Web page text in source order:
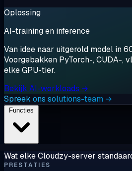
Oplossing
AI-training en inference
Van idee naar uitgerold model in
Voorgebakken PyTorch-, CUDA-,
elke GPU-tier.
Bekijk AI-workloads →
Spreek ons solutions-team →
Wat elke Cloudzy-server
PRESTATIES